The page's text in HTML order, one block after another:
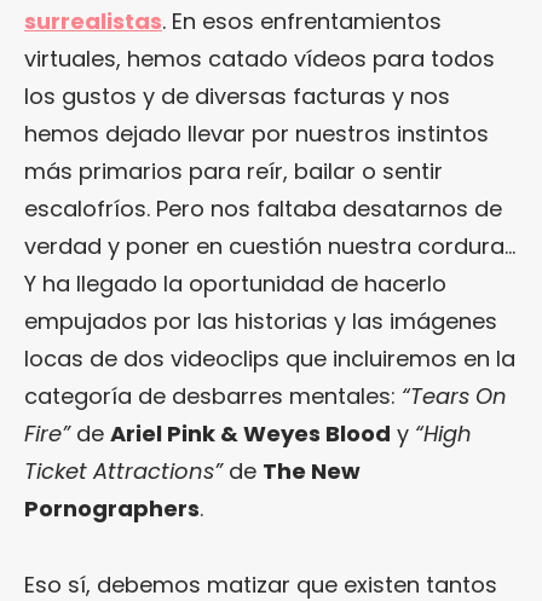
surrealistas. En esos enfrentamientos
virtuales, hemos catado vídeos para todos
los gustos y de diversas facturas y nos
hemos dejado llevar por nuestros instintos
más primarios para reír, bailar o sentir
escalofríos. Pero nos faltaba desatarnos de
verdad y poner en cuestión nuestra cordura…
Y ha llegado la oportunidad de hacerlo
empujados por las historias y las imágenes
locas de dos videoclips que incluiremos en la
categoría de desbarres mentales: “Tears On
Fire”de Ariel Pink & Weyes Blood y “High
Ticket Attractions”de The New
Pornographers.
Eso sí, debemos matizar que existen tantos